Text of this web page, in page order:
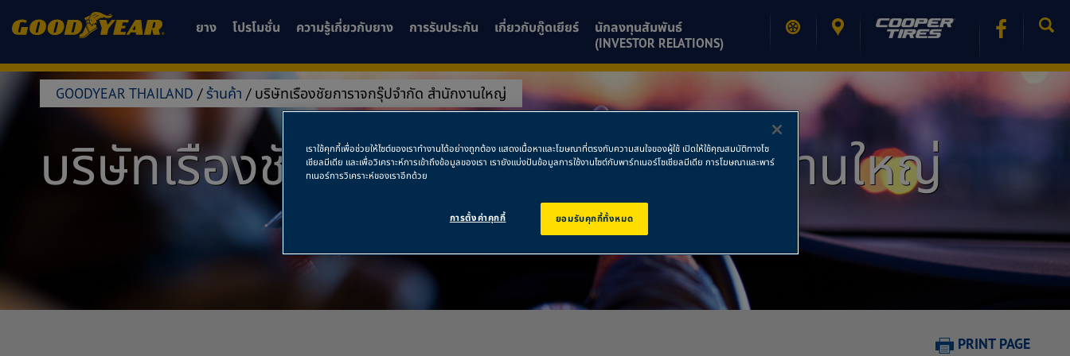
ยาง โปรโมชั่น ความรู้เกี่ยวกับยาง การรับประกัน เกี่ยวกับกู๊ดเยียร์
นักลงทุนสัมพันธ์
(INVESTOR RELATIONS)
GOODYEAR THAILAND / ร้านค้า / บริษัทเรืองชัยการาจกรุ๊ปจำกัด สำนักงานใหญ่
บริษัทเรืองชัยการาจกรุ๊ปจำกัด สำนักงานใหญ่
PRINT PAGE
เราใช้คุกกี้เพื่อช่วยให้ไซต์ของเราทำงานได้อย่างถูกต้อง แสดงเนื้อหาและโฆษณาที่ตรงกับความสนใจของผู้ใช้ เปิดให้ใช้คุณสมบัติทางโซ
เชียลมีเดีย และเพื่อวิเคราะห์การเข้าถึงข้อมูลของเรา เรายังแบ่งปันข้อมูลการใช้งานไซต์กับพาร์ทเนอร์โซเชียลมีเดีย การโฆษณาและพาร์
ทเนอร์การวิเคราะห์ของเราอีกด้วย
ยอมรับคุกกี้ทั้งหมด
การตั้งค่าคุกกี้